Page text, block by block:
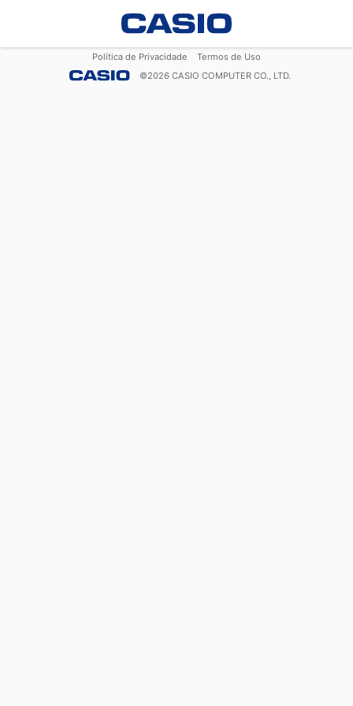
Política de Privacidade
Termos de Uso
©2026 CASIO COMPUTER CO., LTD.